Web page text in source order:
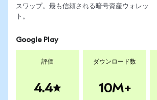
スワップ。最も信頼される暗号資産ウォレッ
ト。
Google Play
評価
4.4
ダウンロード数
10M+